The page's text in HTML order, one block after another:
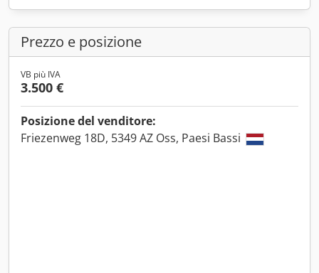
Prezzo e posizione
VB più IVA
3.500 €
Posizione del venditore:
Friezenweg 18D, 5349 AZ Oss, Paesi Bassi